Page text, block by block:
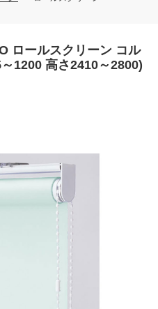
ロールスクリーン コル
1200 高さ2410～2800)